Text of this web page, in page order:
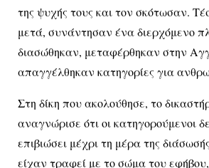
της ψυχής τους και τον σκότωσαν.
μετά, συνάντησαν ένα διερχόμενο
διασώθηκαν, μεταφέρθηκαν στην
απαγγέλθηκαν κατηγορίες για
Στη δίκη που ακολούθησε, το
αναγνώρισε ότι οι κατηγορούμενοι
επιβιώσει μέχρι τη μέρα της
είχαν τραφεί με το σώμα του εφήβου,